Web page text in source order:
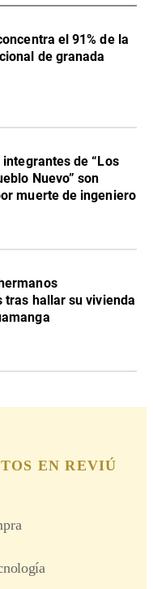
el 91% de la
de granada
integrantes de “Los
Nuevo” son
muerte de ingeniero
tras hallar su vivienda